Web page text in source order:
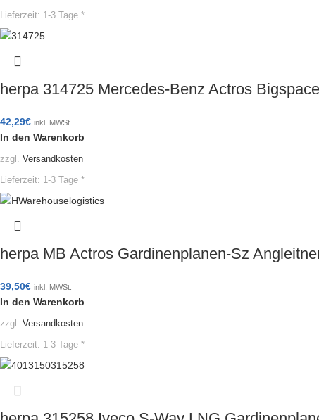
Lieferzeit: 1-3 Tage *
herpa 314725 Mercedes-Benz Actros
42,29€ inkl. MWSt.
In den Warenkorb
zzgl. Versandkosten
Lieferzeit: 1-3 Tage *
herpa MB Actros Gardinenplanen-Sz
39,50€ inkl. MWSt.
In den Warenkorb
zzgl. Versandkosten
Lieferzeit: 1-3 Tage *